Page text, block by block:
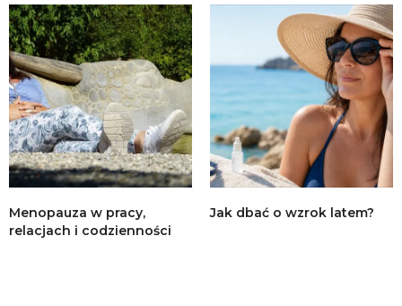
Menopauza w pracy,
relacjach i codzienności
Jak dbać o wzrok latem?